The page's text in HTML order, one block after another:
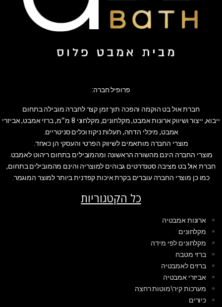
פרופיל חברה:
חברת אול בט הוקמה והפכה תוך זמן קצר לחברה מובילה בתחום
ייבוא, ייצור ושיווק ארונות אמבט, מקלחונים, מקלחוני 8 מ״מ, ברזי אמבט, אביזרי
אמבט, מיכלי הדחה, תעלות ניקוז וכלים סניטריים.
מוצרי החברה מותאמים לשיווק הפרטי והעסקי הן כאחד.
מוצרי החברה הינם מהשורה הראשונה ומהמובילים בתחום ריהוט לאמבט.
חברת אול בט מציבה סטנדרטים גבוהים למוצריה והינם מהמובילים בתחום,
כמו כן מוצרי החברה עוברים בקרת איכות קפדנית ביותר למוצר המוגמר.
כל הקטגוריות
ארונות אמבטיה
מקלחונים
מקלחונים לפי מידה
ברזי מטבח
ברזים לאמבטיה
אביזרי אמבטיה
מערכות קיר\מוטות רחצה
כיורים